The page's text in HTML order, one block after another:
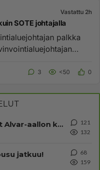
Vastattu 2h
SOTE johtajalla
palkka
3 <50 0
Lieksa oli Yleisradion uutiset Alvar-aallon kylä myynnissä?
121
132
jatkuu!
68
159